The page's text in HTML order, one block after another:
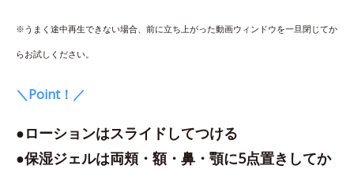
※うまく途中再生できない場合、前に立ち上がった動画ウィンドウを一旦閉じてか
らお試しください。
＼Point！／
●ローションはスライドしてつける
●保湿ジェルは両頬・額・鼻・顎に5点置きしてか